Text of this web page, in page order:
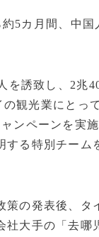
約5カ月間、中国
を誘致し、2兆
観光業にとっ
ンペーンを実
する特別チーム
策の発表後、タ
社大手の「去哪